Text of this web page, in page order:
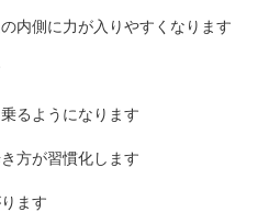
内側に力が入りやすくなります
るようになります
方が習慣化します
ます